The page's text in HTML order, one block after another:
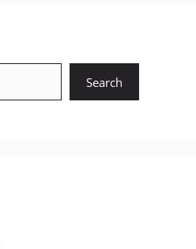
Search